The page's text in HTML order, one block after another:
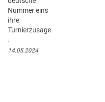
Nummer eins
ihre
Turnierzusage
.
14.05.2024